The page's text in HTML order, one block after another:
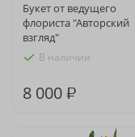
Букет от ведущего
флориста "Авторский
взгляд"
В наличии
8 000 ₽